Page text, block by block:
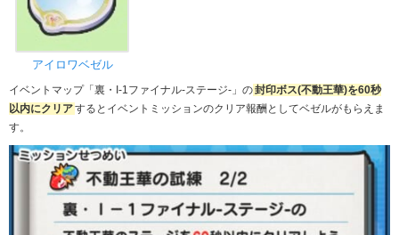
アイロワベゼル
イベントマップ「裏・I-1ファイナル-ステージ-」の封印ボス(不動王華)を60秒
以内にクリアするとイベントミッションのクリア報酬としてベゼルがもらえま
す。